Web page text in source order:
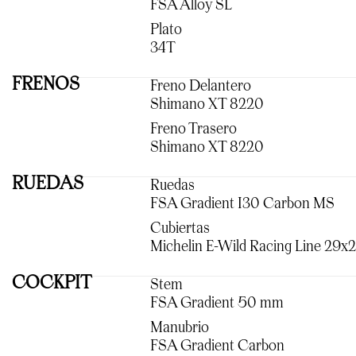
FSA Alloy SL
Plato
34T
FRENOS
Freno Delantero
Shimano XT 8220
Freno Trasero
Shimano XT 8220
RUEDAS
Ruedas
FSA Gradient I30 Carbon MS
Cubiertas
Michelin E-Wild Racing Line
COCKPIT
Stem
FSA Gradient 50 mm
Manubrio
FSA Gradient Carbon